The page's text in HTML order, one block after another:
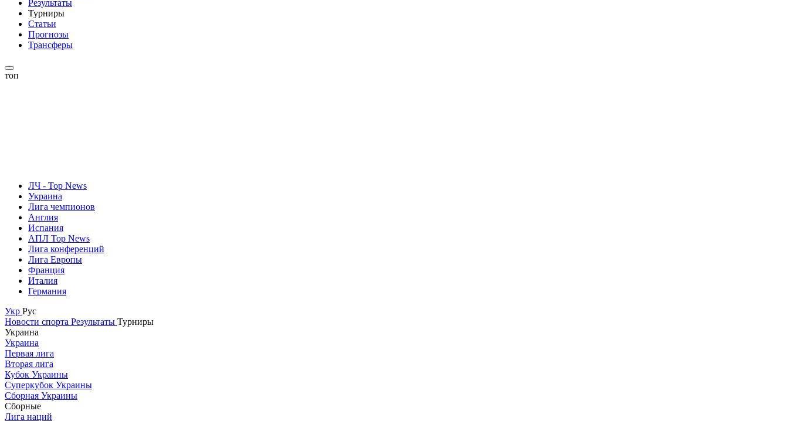
Результаты
Турниры
Статьи
Прогнозы
Трансферы
топ
ЛЧ - Top News
Украина
Лига чемпионов
Англия
Испания
АПЛ Top News
Лига конференций
Лига Европы
Франция
Италия
Германия
Укр Рус
Новости спорта Результаты Турниры
Украина
Украина
Первая лига
Вторая лига
Кубок Украины
Суперкубок Украины
Сборная Украины
Сборные
Лига наций